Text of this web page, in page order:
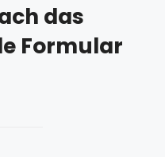
das
Formular